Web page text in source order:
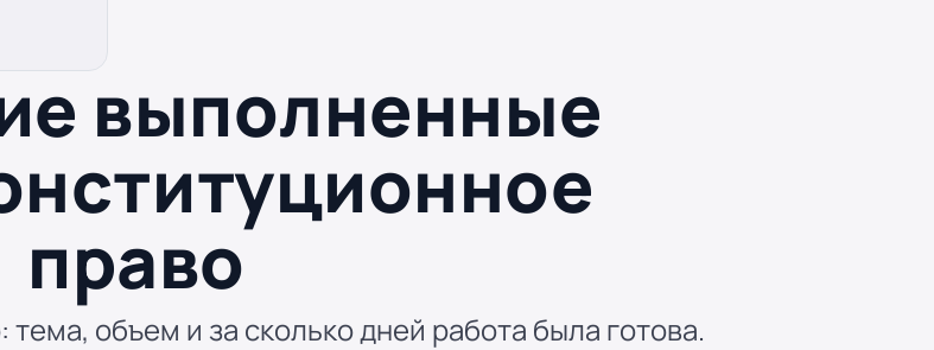
выполненные
право
объем и за сколько дней работа была готова.